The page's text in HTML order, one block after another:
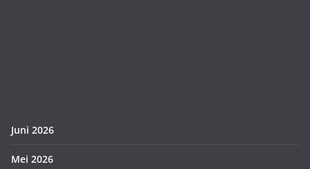
Juni 2026
Mei 2026